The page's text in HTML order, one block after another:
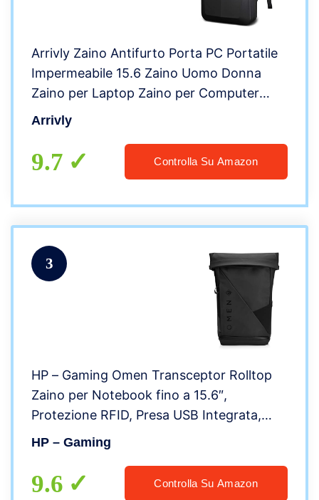
Arrivly Zaino Antifurto Porta PC Portatile
Impermeabile 15.6 Zaino Uomo Donna
Zaino per Laptop Zaino per Computer
Portatile con Porta USB Zaino per Lavoro
Nero
Arrivly
9.7 Controlla Su Amazon
3
HP – Gaming Omen Transceptor Rolltop
Zaino per Notebook fino a 15.6″,
Protezione RFID, Presa USB Integrata,
Nero
HP – Gaming
9.6 Controlla Su Amazon